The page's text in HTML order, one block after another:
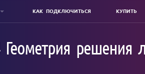
КАК ПОДКЛЮЧИТЬСЯ КУПИТЬ
Геометрия